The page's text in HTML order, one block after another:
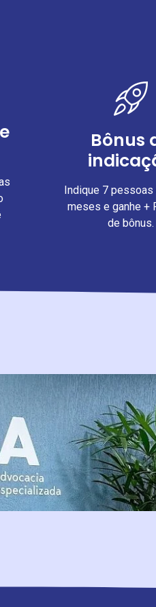
Bônus
Indique 7 pessoas
meses e ganhe +
de bônus.